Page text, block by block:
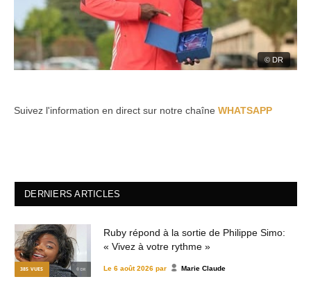
© DR
Suivez l'information en direct sur notre chaîne WHATSAPP
DERNIERS ARTICLES
385 VUES © DR
Ruby répond à la sortie de Philippe Simo:
« Vivez à votre rythme »
Le 6 août 2026 par Marie Claude